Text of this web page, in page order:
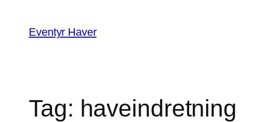
indhold
Eventyr Haver
Tag: haveindretning